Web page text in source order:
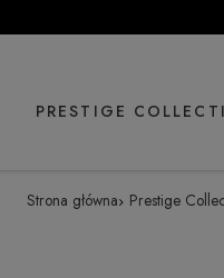
PRESTIGE
Strona główna Prestige